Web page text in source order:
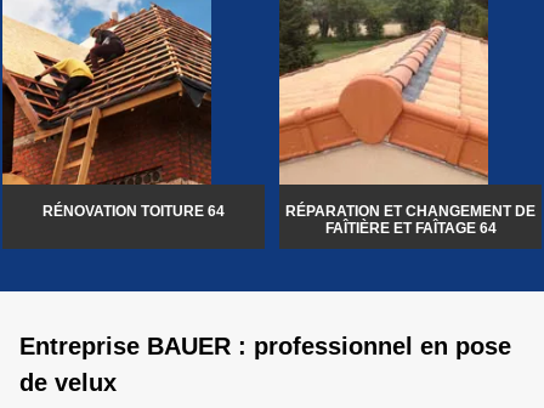
RÉNOVATION TOITURE 64
RÉPARATION ET CHANGEMENT DE
FAÎTIÈRE ET FAÎTAGE 64
Entreprise BAUER : professionnel en pose
de velux